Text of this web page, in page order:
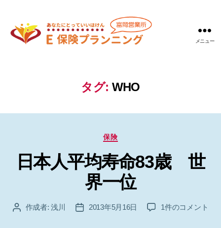
ニ
メニュー
タグ: WHO
カ
ゴ
リ
ー
保険
日本人平均寿命83歳 世
界一位
投 作成者:浅川
投
2013年5月16日
日
1件のコメント